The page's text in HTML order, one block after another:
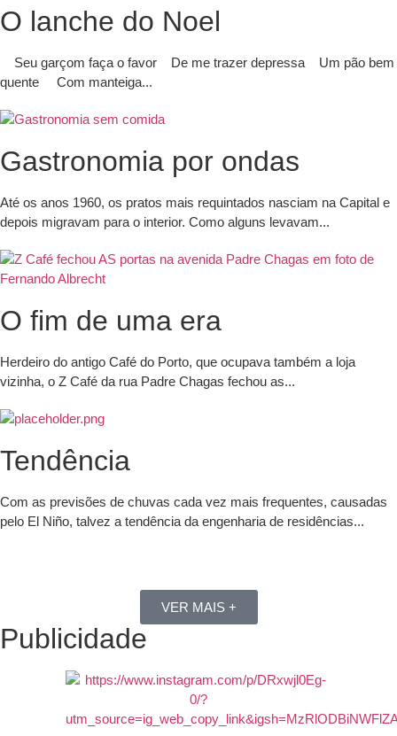
O lanche do Noel
Seu garçom faça o favor De me trazer depressa Um pão bem
quente Com manteiga...
Gastronomia por ondas
Até os anos 1960, os pratos mais requintados nasciam na Capital e
depois migravam para o interior. Como alguns levavam...
O fim de uma era
Herdeiro do antigo Café do Porto, que ocupava também a loja
vizinha, o Z Café da rua Padre Chagas fechou as...
Tendência
Com as previsões de chuvas cada vez mais frequentes, causadas
pelo El Niño, talvez a tendência da engenharia de residências...
VER MAIS +
Publicidade